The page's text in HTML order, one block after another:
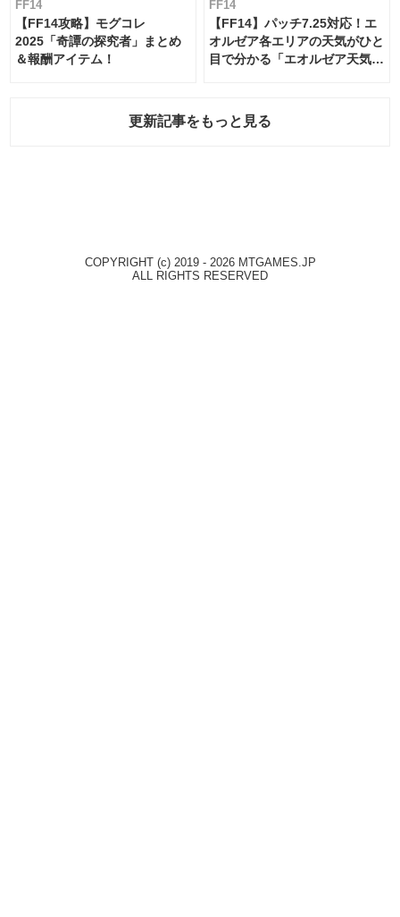
FF14
【FF14攻略】モグコレ
2025「奇譚の探究者」まとめ
＆報酬アイテム！
FF14
【FF14】パッチ7.25対応！エ
オルゼア各エリアの天気がひと
目で分かる「エオルゼア天気予
更新記事をもっと見る
COPYRIGHT (c) 2019 - 2026 MTGAMES.JP
ALL RIGHTS RESERVED